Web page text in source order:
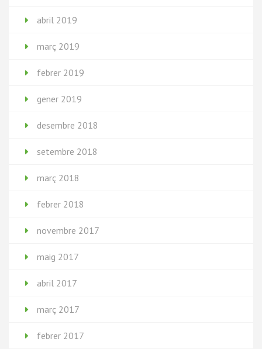
abril 2019
març 2019
febrer 2019
gener 2019
desembre 2018
setembre 2018
març 2018
febrer 2018
novembre 2017
maig 2017
abril 2017
març 2017
febrer 2017